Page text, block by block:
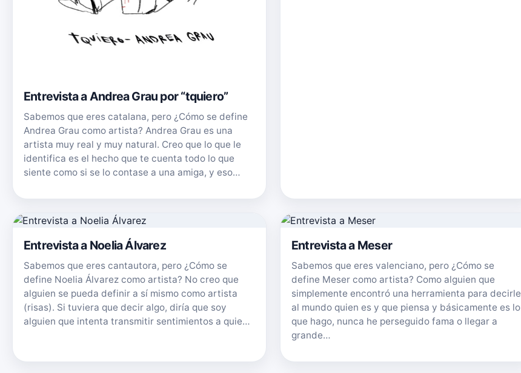
Entrevista a Andrea Grau por “tquiero”
Sabemos que eres catalana, pero ¿Cómo se define
Andrea Grau como artista? Andrea Grau es una
artista muy real y muy natural. Creo que lo que le
identifica es el hecho que te cuenta todo lo que
siente como si se lo contase a una amiga, y eso…
Entrevista a Noelia Álvarez
Sabemos que eres cantautora, pero ¿Cómo se
define Noelia Álvarez como artista? No creo que
alguien se pueda definir a sí mismo como artista
(risas). Si tuviera que decir algo, diría que soy
alguien que intenta transmitir sentimientos a quie…
Entrevista a Meser
Sabemos que eres valenciano, pero ¿Cómo se
define Meser como artista? Como alguien que
simplemente encontró una herramienta para decirle
al mundo quien es y que piensa y básicamente es lo
que hago, nunca he perseguido fama o llegar a
grande…